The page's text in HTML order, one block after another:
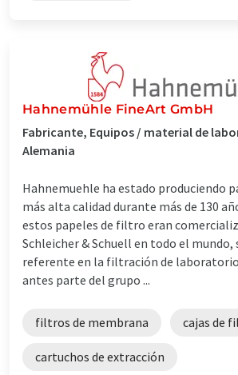
Hahnemühle FineArt GmbH
Fabricante, Equipos / material de
Alemania
Hahnemuehle ha estado produciendo
más alta calidad durante más de 130
estos papeles de filtro eran
Schleicher & Schuell en todo el mundo,
referente en la filtración de
antes parte del grupo ...
filtros de membrana cajas de
cartuchos de extracción